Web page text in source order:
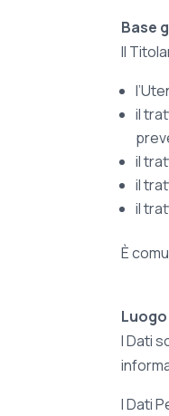
Base
Il
il
il
il
il
È
Luogo
I Dati
I Dati